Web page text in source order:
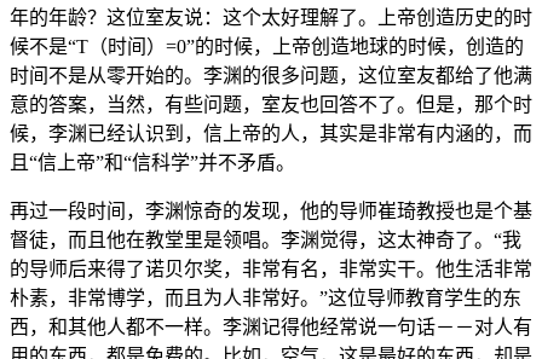
年的年龄？这位室友说：这个太好理解了。上帝创造历史的时
候不是“T（时间）=0”的时候，上帝创造地球的时候，创造的
时间不是从零开始的。李渊的很多问题，这位室友都给了他满
意的答案，当然，有些问题，室友也回答不了。但是，那个时
候，李渊已经认识到，信上帝的人，其实是非常有内涵的，而
且“信上帝”和“信科学”并不矛盾。
再过一段时间，李渊惊奇的发现，他的导师崔琦教授也是个基
督徒，而且他在教堂里是领唱。李渊觉得，这太神奇了。“我
的导师后来得了诺贝尔奖，非常有名，非常实干。他生活非常
朴素，非常博学，而且为人非常好。”这位导师教育学生的东
西，和其他人都不一样。李渊记得他经常说一句话－－对人有